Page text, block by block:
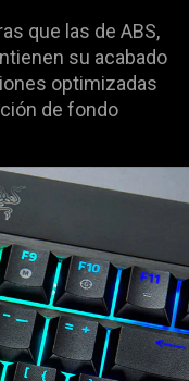
que las de ABS,
su acabado
optimizadas
de fondo